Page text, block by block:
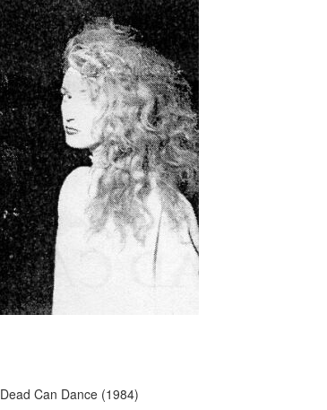
Dead Can Dance (1984)